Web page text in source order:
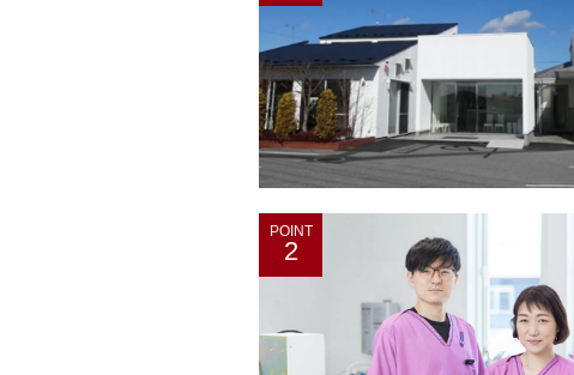
POINT
2